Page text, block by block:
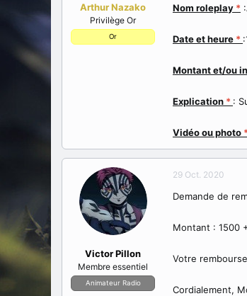
a
Arthur Nazako
Privilège Or
Or
Nom roleplay *
Date et heure *
Montant et/ou
Explication * :
Vidéo ou photo *
Victor Pillon
Membre essentiel
Animateur Radio
29 Oct. 2020
Demande de
Montant : 1500
Votre
Cordialement,